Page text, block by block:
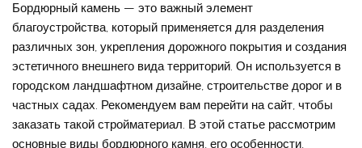
Бордюрный камень — это важный элемент
благоустройства, который применяется для разделения
различных зон, укрепления дорожного покрытия и создания
эстетичного внешнего вида территорий. Он используется в
городском ландшафтном дизайне, строительстве дорог и в
частных садах. Рекомендуем вам перейти на сайт, чтобы
заказать такой стройматериал. В этой статье рассмотрим
основные виды бордюрного камня, его особенности,